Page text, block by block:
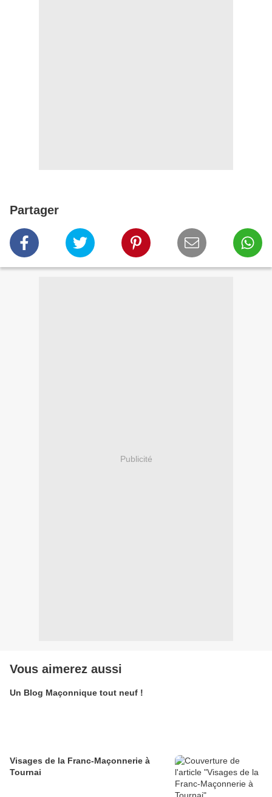
Partager
Publicité
Vous aimerez aussi
Un Blog Maçonnique tout neuf !
Visages de la Franc-Maçonnerie à
Tournai